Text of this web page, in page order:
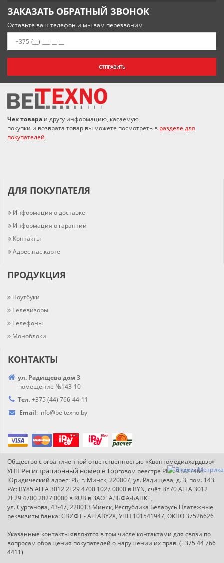
ЗАКАЗАТЬ ОБРАТНЫЙ ЗВОНОК
Оставьте ваш телефон и мы вам перезвоним
ОТПРАВИТЬ
Чек товара и другу информацию, касаемую
покупки и возврата товар вы можете посмотреть в разделе для
покупателей
ДЛЯ ПОКУПАТЕЛЯ
Информация о доставке
Информация о гарантии
Контакты
Адрес нас карте
ПРОДУКЦИЯ
Ноутбуки
Телевизоры
Телефоны
Моноблоки
КОНТАКТЫ
ул. Радищева дом 3
помещение №143-10
Тел. +375 (44) 766-44-11
Email: info@beltexno.by
Общество с ограниченной ответственностью «Квантомедиахардвэр»
УНП Регистрационный номер в Торговом реестре РБ: 193727468
Юридический адрес: РБ, г. Минск, 220007, ул. Радищева, д. 3, пом. 143
Р/с: BY85 ALFA 3012 2E29 4700 1027 0000 в BYN, счёт BY70 ALFA 3012
2E29 4700 2027 0000 в RUB в ЗАО "АЛЬФА-БАНК" ,
ул. Сурганова, 43-47, 220013 Минск, Республика Беларусь Платежные
реквизиты банка: СВИФТ - ALFABY2X, УНП 101541947, ОКПО 37526626
Указанные контакты являются в том числе контактами для связи по
вопросам обращения покупателей о нарушении их прав. (+375 44 766
4411)